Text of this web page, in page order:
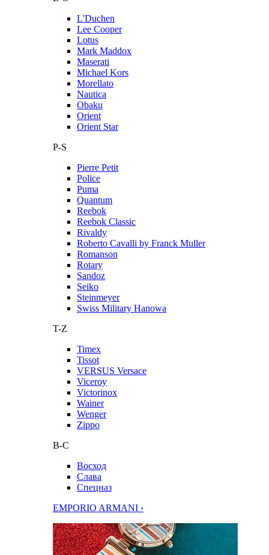
L'Duchen
Lee Cooper
Lotus
Mark Maddox
Maserati
Michael Kors
Morellato
Nautica
Obaku
Orient
Orient Star
P-S
Pierre Petit
Police
Puma
Quantum
Reebok
Reebok Classic
Rivaldy
Roberto Cavalli by Franck Muller
Romanson
Rotary
Sandoz
Seiko
Steinmeyer
Swiss Military Hanowa
T-Z
Timex
Tissot
VERSUS Versace
Viceroy
Victorinox
Wainer
Wenger
Zippo
В-С
Восход
Слава
Спецназ
EMPORIO ARMANI ›